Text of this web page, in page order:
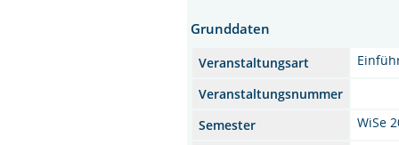
Grunddaten
Veranstaltungsart
Veranstaltungsnummer
Semester
WiSe